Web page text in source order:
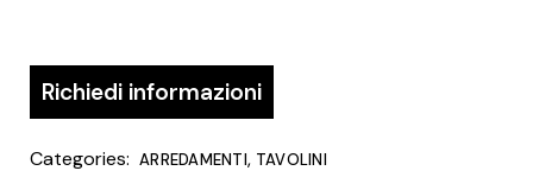
Richiedi informazioni
Categories: ARREDAMENTI, TAVOLINI